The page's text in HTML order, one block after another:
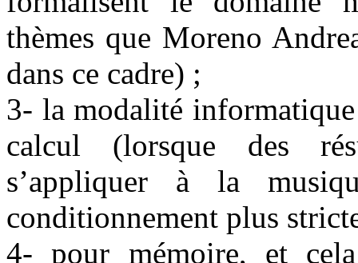
thèmes que Moreno
dans ce cadre) ;
3- la modalité
calcul (lorsque des
s’appliquer à la
conditionnement plus
4- pour mémoire, et